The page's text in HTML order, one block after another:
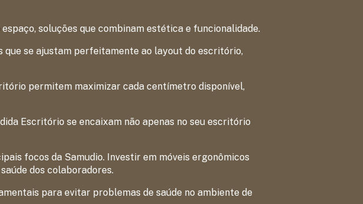
soluções que combinam estética e funcionalidade.
que se ajustam perfeitamente ao layout do escritório,
permitem maximizar cada centímetro disponível,
Escritório se encaixam não apenas no seu escritório
focos da Samudio. Investir em móveis ergonômicos
dos colaboradores.
para evitar problemas de saúde no ambiente de